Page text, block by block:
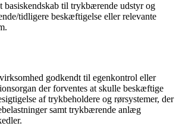
basiskendskab til trykbærende udstyr og
tidligere beskæftigelse eller relevante
godkendt til egenkontrol eller
der forventes at skulle beskæftige
af trykbeholdere og rørsystemer, der
samt trykbærende anlæg